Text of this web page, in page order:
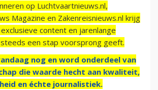
op Luchtvaartnieuws.nl,
Magazine en Zakenreisnieuws.nl krijg
content en jarenlange
een stap voorsprong geeft.
nog en word onderdeel van
die waarde hecht aan kwaliteit,
en échte journalistiek.